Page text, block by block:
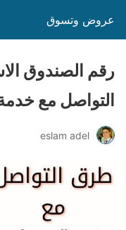
عروض وتسوق
رقم الصندوق
التواصل مع
eslam adel